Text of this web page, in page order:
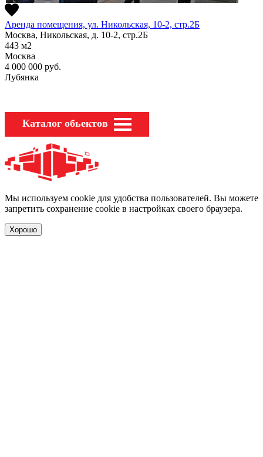
Аренда помещения, ул. Никольская, 10-2, стр.2Б
Москва, Никольская, д. 10-2, стр.2Б
443 м2
Москва
4 000 000 руб.
Лубянка
Каталог обьектов
Мы используем cookie для удобства пользователей. Вы можете
запретить сохранение cookie в настройках своего браузера.
Хорошо